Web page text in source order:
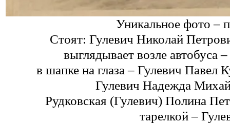
Уникальное фото –
Стоят: Гулевич Николай
выглядывает возле
в шапке на глаза – Гулевич Павел
Гулевич Надежда
Рудковская (Гулевич) Полина
тарелкой –